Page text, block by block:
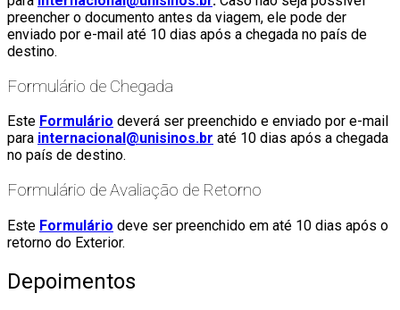
preencher o documento antes da viagem, ele pode der
enviado por e-mail até 10 dias após a chegada no país de
destino.
Formulário de Chegada
Este Formulário deverá ser preenchido e enviado por e-mail
para internacional@unisinos.br até 10 dias após a chegada
no país de destino.
Formulário de Avaliação de Retorno
Este Formulário deve ser preenchido em até 10 dias após o
retorno do Exterior.
Depoimentos